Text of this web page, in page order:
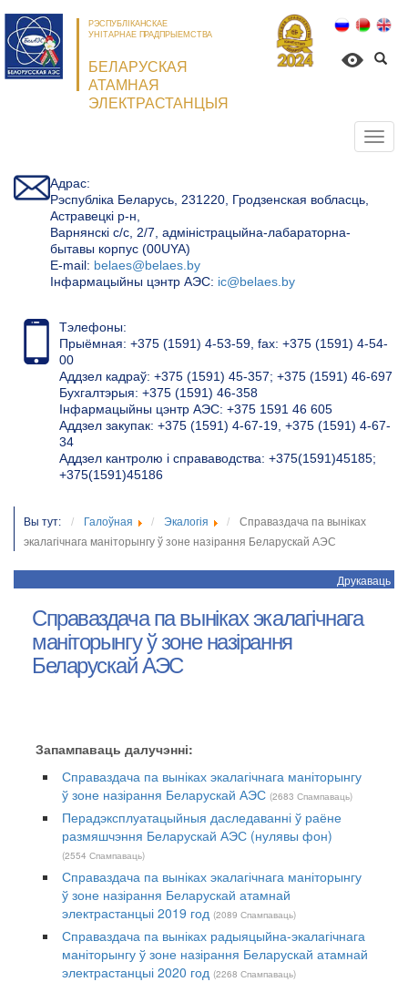
РЭСПУБЛІКАНСКАЕ
УНІТАРНАЕ ПРАДПРЫЕМСТВА
БЕЛАРУСКАЯ
АТАМНАЯ
ЭЛЕКТРАСТАНЦЫЯ
Адрас:
Рэспубліка Беларусь, 231220, Гродзенская вобласць,
Астравецкі р-н,
Варнянскі с/с, 2/7, адміністрацыйна-лабараторна-
бытавы корпус (00UYA)
Е-mail: belaes@belaes.by
Інфармацыйны цэнтр АЭС: ic@belaes.by
Тэлефоны:
Прыёмная: +375 (1591) 4-53-59, fax: +375 (1591) 4-54-
00
Аддзел кадраў: +375 (1591) 45-357; +375 (1591) 46-697
Бухгалтэрыя: +375 (1591) 46-358
Інфармацыйны цэнтр АЭС: +375 1591 46 605
Аддзел закупак: +375 (1591) 4-67-19, +375 (1591) 4-67-
34
Аддзел кантролю і справаводства: +375(1591)45185;
+375(1591)45186
Вы тут: Галоўная Экалогія
Справаздача па выніках
экалагічнага маніторынгу ў зоне назірання Беларускай АЭС
Друкаваць
Справаздача па выніках экалагічнага
маніторынгу ў зоне назірання
Беларускай АЭС
Запампаваць далучэнні:
Справаздача па выніках экалагічнага маніторынгу
ў зоне назірання Беларускай АЭС (2683 Спампаваць)
Перадэксплуатацыйныя даследаванні ў раёне
размяшчэння Беларускай АЭС (нулявы фон)
(2554 Спампаваць)
Справаздача па выніках экалагічнага маніторынгу
ў зоне назірання Беларускай атамнай
электрастанцыі 2019 год (2089 Спампаваць)
Справаздача па выніках радыяцыйна-экалагічнага
маніторынгу ў зоне назірання Беларускай атамнай
электрастанцыі 2020 год (2268 Спампаваць)